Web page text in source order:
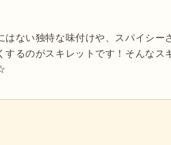
ない独特な味付けや、スパイシー
るのがスキレットです！そんなス